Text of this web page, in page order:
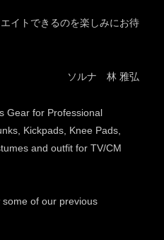
イトできるのを楽しみにお待
ソルナ 林 雅弘
Gear for Professional
Kickpads, Knee Pads,
and outfit for TV/CM
of our previous